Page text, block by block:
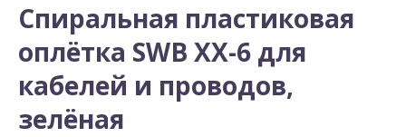
Спиральная пластиковая
оплётка SWB XX-6 для
кабелей и проводов,
зелёная